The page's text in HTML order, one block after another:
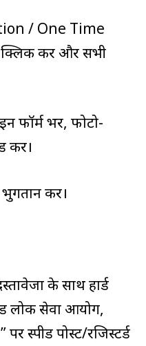
/ One Time
करें और सभी
फॉर्म भरें, फोटो-
करें।
करें।
के साथ हार्ड
लोक सेवा आयोग,
स्पीड पोस्ट/रजिस्टर्ड